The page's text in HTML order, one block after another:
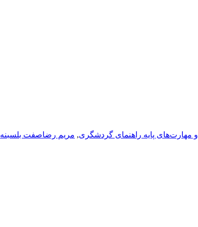
مهارت‌های پایه راهنمای گردشگری, مریم رضاصفت بلسبنه